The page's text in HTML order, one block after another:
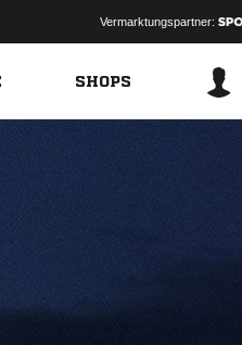
Vermarktungspartner:
SHOPS